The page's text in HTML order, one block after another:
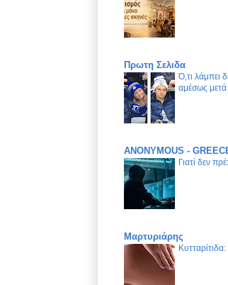
Πρωτη Σελιδα
Ό,τι λάμπει
αμέσως μετά
ANONYMOUS -
Γιατί δεν
Μαρτυριάρης